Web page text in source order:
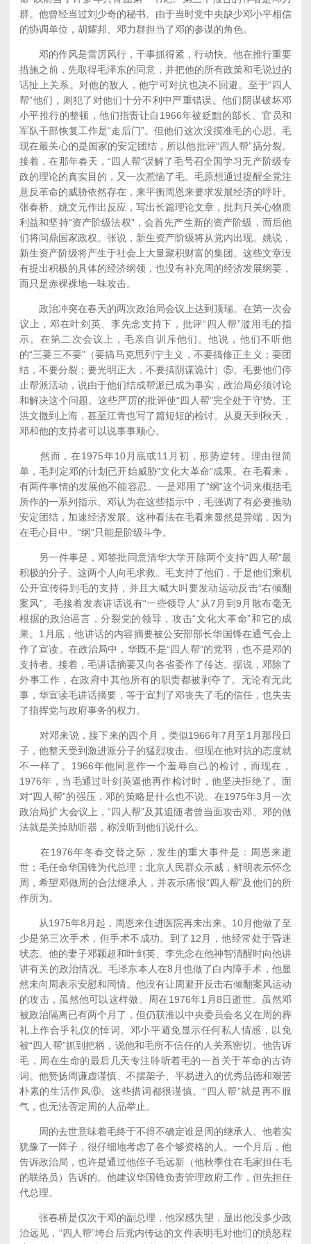
群。他曾经当过刘少奇的秘书。由于当时党中央缺少邓小平相信
的协调单位，胡耀邦、邓力群担当了邓的参谋的角色。
邓的作风是雷厉风行，干事抓得紧，行动快。他在推行重要
措施之前，先取得毛泽东的同意，并把他的所有政策和毛说过的
话扯上关系。对他的敌人，他宁可对抗也决不回避。至于“四人
帮”他们，则犯了对他们十分不利中严重错误。他们阴谋破坏邓
小平推行的整顿，他们指责让自1966年被贬黜的部长、官员和
军队干部恢复工作是“走后门”。但他们这次没摸准毛的心思。毛
现在最关心的是国家的安定团结，所以他批评“四人帮”搞分裂。
接着，在那年春天，“四人帮”误解了毛号召全国学习无产阶级专
政的理论的真实目的，又一次惹恼了毛。毛原想通过提醒全党注
意反革命的威胁依然存在，来平衡周恩来要求发展经济的呼吁。
张春桥、姚文元作出反应，写出长篇理论文章，批判只关心物质
利益和坚持“资产阶级法权”，会首先产生新的资产阶级，而后他
们将问鼎国家政权。张说，新生资产阶级将从党内出现。姚说，
新生资产阶级将产生于社会上大量聚积财富的集团。这些文章没
有提出积极的具体的经济纲领，也没有补充周的经济发展纲要，
而只是赤裸裸地一味攻击。
政治冲突在春天的两次政治局会议上达到顶瑞。在第一次会
议上，邓在叶剑英、李先念支持下，批评“四人帮”滥用毛的指
示。在第二次会议上，毛亲自训斥他们。他说，他们不听他
的“三要三不要”（要搞马克思列宁主义，不要搞修正主义；要团
结，不要分裂；要光明正大，不要搞阴谋诡计）⑤。毛要他们停
止帮派活动，说由于他们结成帮派已成为事实，政治局必须讨论
和解决这个问题。这些严厉的批评使“四人帮”完全处于守势。王
洪文撒到上海，甚至江青也写了篇短短的检讨。从夏天到秋天，
邓和他的支持者可以说事事顺心。
然而，在1975年10月底或11月初，形势逆转。理由很简
单，毛判定邓的计划已开始威胁“文化大革命”成果。在毛看来，
有两件事情的发展他不能容忍。一是邓用了“纲”这个词来概括毛
所作的一系列指示。邓认为在这些指示中，毛强调了有必要推动
安定团结，加速经济发展。这种看法在毛看来显然是异端，因为
在毛心目中。“纲”只能是阶级斗争。
另一件事是，邓签批同意清华大学开除两个支持“四人帮”最
积极的分子。这两个人向毛求救。毛支持了他们，于是他们乘机
公开宣传得到毛的支持，并且大喊大叫要发动运动反击“右倾翻
案风”。毛接着发表讲话说有“一些领导人”从7月到9月散布毫无
根据的政治谣言，分裂党的领导，攻击“文化大革命”和它的成
果。1月底，他讲话的内容摘要被公安部部长华国锋在通气会上
作了宣读。在政治局中，华既不是“四人帮”的党羽，也不是邓的
支持者。接着，毛讲话摘要又向各省委作了传达。据说，邓除了
外事工作，在政府中其他所有的职责都被剥夺了。无论有无此
事，华宣读毛讲话摘要，等于宣判了邓丧失了毛的信任，也失去
了指挥党与政府事务的权力。
对邓来说，接下来的四个月，类似1966年7月至1月那段日
子，他整天受到激进派分子的猛烈攻击。但现在他对抗的态度就
不一样了。1966年他同意作一个羞辱自己的检讨，而现在，
1976年，当毛通过叶剑英逼他再作检讨时，他坚决拒绝了。面
对“四人帮”的强压，邓的策略是什么也不说。在1975年3月一次
政治局扩大会议上，“四人帮”及其追随者曾当面攻击邓。邓的做
法就是关掉助听器，称没听到他们说什么。
在1976年冬春交替之际，发生的重大事件是：周恩来逝
世；毛任命华国锋为代总理；北京人民群众示威，鲜明表示怀念
周，希望邓做周的合法继承人，并表示痛恨“四人帮”及他们的所
作所为。
从1975年8月起，周恩来住进医院再未出来。10月他做了至
少是第三次手术，但手术不成功。到了12月，他经常处于昏迷
状态。他的妻子邓颖超和叶剑英、李先念在他神智清醒时向他讲
讲有关的政治情况。毛泽东本人在8月也做了白内障手术，他显
然未向周表示安慰和同情。他没有让周避开反击右倾翻案风运动
的攻击，虽然他可以这样做。周在1976年1月8日逝世。虽然邓
被政治隔离已有两个月了，但仍获准以中央委员会名义在周的葬
礼上作合乎礼仪的悼词。邓小平避免显示任何私人情感，以免
被“四人帮”抓到把柄，说他和毛所不信任的人关系密切。他告诉
毛，周在生命的最后几天专注聆听着毛的一首关于革命的古诗
词。他赞扬周谦虚谨慎、不摆架子、平易进入的优秀品德和艰苦
朴素的生活作风⑥。这些措词都很谨慎。“四人帮”就是再不服
气，也无法否定周的人品举止。
周的去世意味着毛终于不得不确定谁是周的继承人。他着实
犹豫了一阵子，很仔细地考虑了各个够资格的人。一个月后，他
告诉政治局，也许是通过他侄子毛远新（他秋季住在毛家担任毛
的联络员）告诉的。他建议华国锋负责管理政府工作，但先担任
代总理。
张春桥是仅次于邓的副总理，他深感失望，显出他没多少政
治远见，“四人帮”垮台后党内传达的文件表明毛对他们的愤怒程